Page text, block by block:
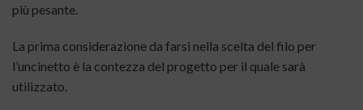
più pesante.
La prima considerazione da farsi nella scelta del filo per
l’uncinetto è la contezza del progetto per il quale sarà
utilizzato.